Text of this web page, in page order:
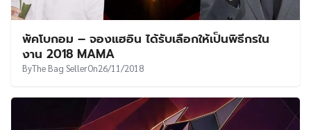
พัคโบกอม – จองแฮอิน ได้รับเลือกให้เป็นพิธีกรใน
งาน 2018 MAMA
ByThe Bag SellerOn26/11/2018